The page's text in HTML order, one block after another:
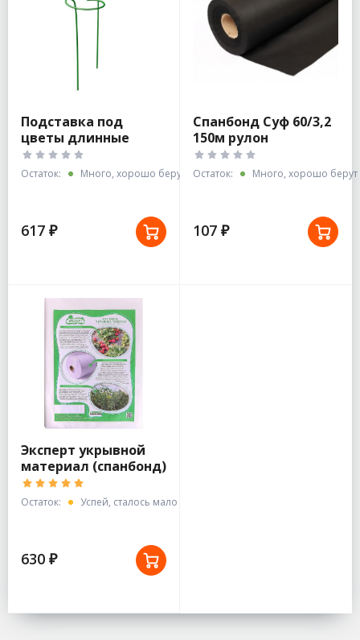
Подставка под
цветы длинные
"Эксперт" в ПВД
комплект 5шт/25 см
Остаток: Много, хорошо берут
617 ₽
Спанбонд Суф 60/3,2
150м рулон
Остаток: Много, хорошо берут
107 ₽
Эксперт укрывной
материал (спанбонд)
СУФ 30 3,2*10 м.
Остаток: Успей, сталось мало
630 ₽